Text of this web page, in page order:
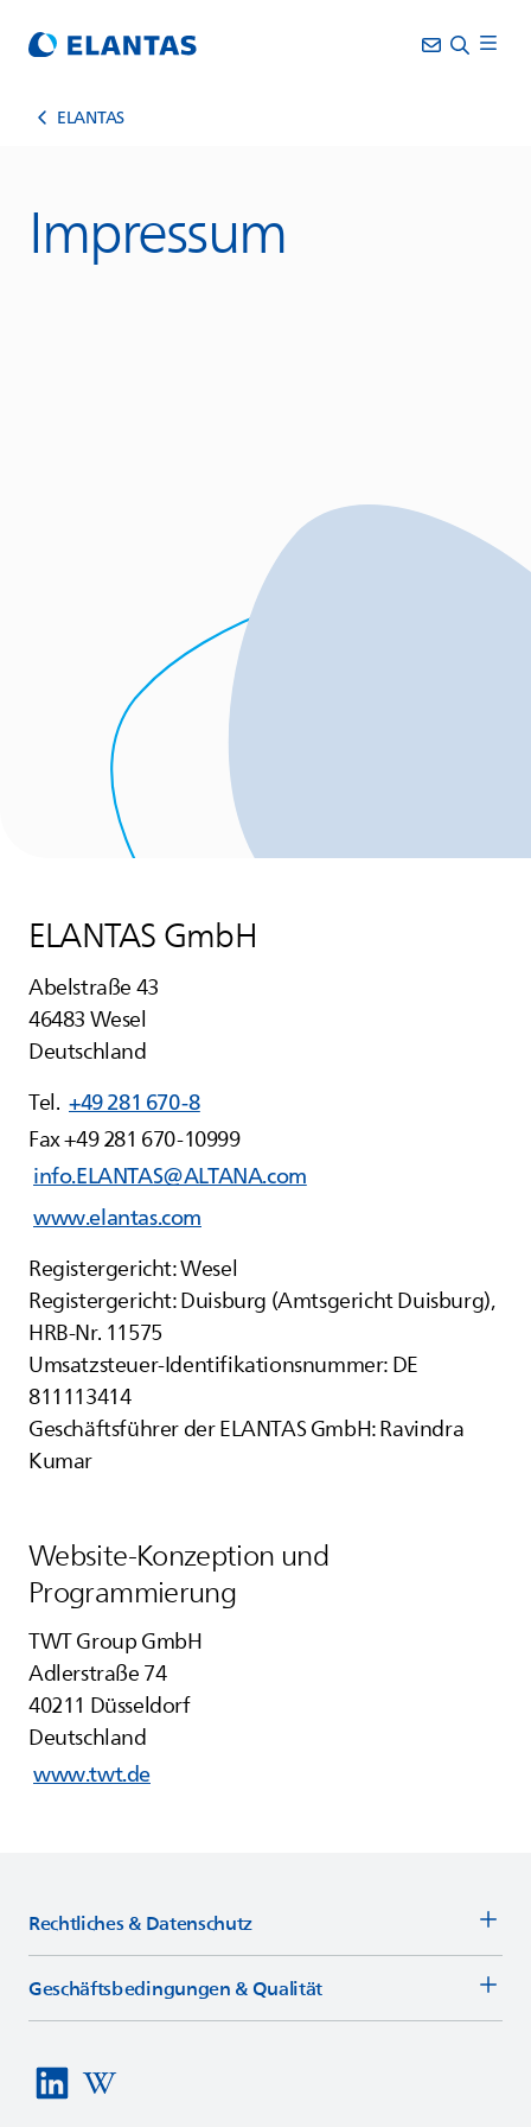
ELANTAS
Impressum
ELANTASGmbH
Abelstraße 43
46483 Wesel
Deutschland
Tel. +49 281 670-8
Fax +49 281 670-10999
info.ELANTAS@ALTANA.com
www.elantas.com
Registergericht: Wesel
Registergericht: Duisburg (Amtsgericht Duisburg),
HRB-Nr. 11575
Umsatzsteuer-Identifikationsnummer: DE
811113414
Geschäftsführer derELANTASGmbH: Ravindra
Kumar
Website-Konzeption und
Programmierung
TWT Group GmbH
Adlerstraße 74
40211 Düsseldorf
Deutschland
www.twt.de
Rechtliches & Datenschutz
Geschäftsbedingungen & Qualität